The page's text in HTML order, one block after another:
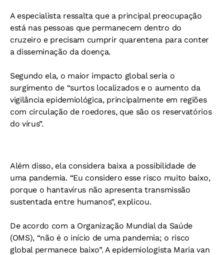
A especialista ressalta que a principal preocupação
está nas pessoas que permanecem dentro do
cruzeiro e precisam cumprir quarentena para conter
a disseminação da doença.
Segundo ela, o maior impacto global seria o
surgimento de “surtos localizados e o aumento da
vigilância epidemiológica, principalmente em regiões
com circulação de roedores, que são os reservatórios
do vírus”.
Além disso, ela considera baixa a possibilidade de
uma pandemia. “Eu considero esse risco muito baixo,
porque o hantavírus não apresenta transmissão
sustentada entre humanos”, explicou.
De acordo com a Organização Mundial da Saúde
(OMS), “não é o início de uma pandemia; o risco
global permanece baixo”. A epidemiologista Maria van